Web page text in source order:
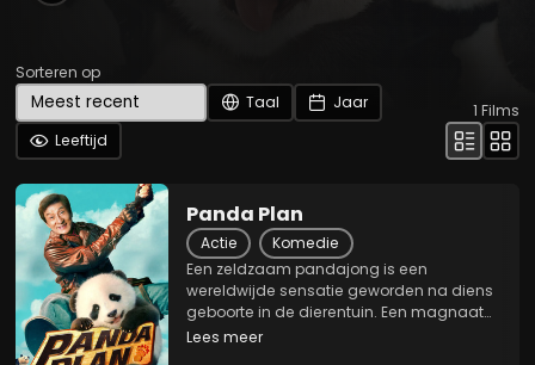
Sorteren op
Taal
Jaar
Leeftijd
1 Films
Panda Plan
Actie
Komedie
Een zeldzaam pandajong is een
wereldwijde sensatie geworden na diens
geboorte in de dierentuin. Een magnaat
uit het Midden-Oosten huurt
Lees meer